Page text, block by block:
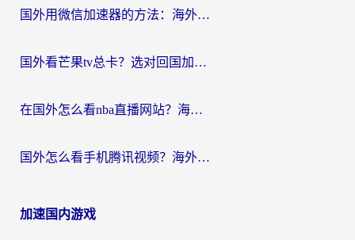
国外用微信加速器的方法：海外党无缝连接国内生活的实用指南
国外看芒果tv总卡？选对回国加速器，轻松追《浪姐》不费劲
在国外怎么看nba直播网站？海外党专属体育观赛指南，告别地区限制！
国外怎么看手机腾讯视频？海外党亲测有效的追剧加速器选择指南
加速国内游戏